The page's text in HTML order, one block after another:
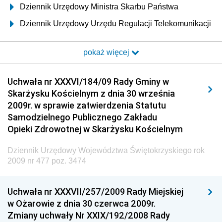
Dziennik Urzędowy Ministra Skarbu Państwa
Dziennik Urzędowy Urzędu Regulacji Telekomunikacji
Dziennik Urzędowy Ministra Transportu i Budownictwa
Elektronicznej
Dziennik Urzędowy Ministra Spraw Wewnętrznych i
Administracji
Dziennik Urzędowy Ministra Transportu
Dziennik Urzędowy Ministra Budownictwa
Dziennik Urzędowy Ministra Nauki i Szkolnictwa
Dziennik Urzędowy Głównego Urzędu Miar
Dziennik Urzędowy Ministra Rolnictwa i Rozwoju Wsi
pokaż więcej
Uchwała nr XXXVI/184/09 Rady Gminy w
Skarżysku Kościelnym z dnia 30 września
2009r. w sprawie zatwierdzenia Statutu
Samodzielnego Publicznego Zakładu
Opieki Zdrowotnej w Skarżysku Kościelnym
Dziennik Urzędowy Województwa Świętokrzyskiego rok
2009 nr 477 poz. 3474
Uchwała nr XXXVII/257/2009 Rady Miejskiej
w Ożarowie z dnia 30 czerwca 2009r.
Zmiany uchwały Nr XXIX/192/2008 Rady